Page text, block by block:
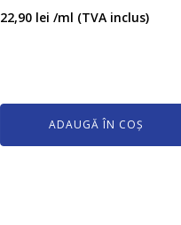
22,90 lei /ml (TVA inclus)
ADAUGĂ ÎN COȘ